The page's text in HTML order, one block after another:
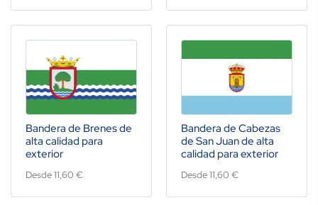
Bandera de Brenes de
alta calidad para
exterior
Desde 11,60 €
Bandera de Cabezas
de San Juan de alta
calidad para exterior
Desde 11,60 €